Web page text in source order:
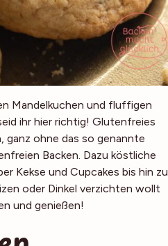
Mandelkuchen und fluffigen
ihr hier richtig! Glutenfreies
ganz ohne das so genannte
Backen. Dazu köstliche
Kekse und Cupcakes bis hin zu
oder Dinkel verzichten wollt
und genießen!